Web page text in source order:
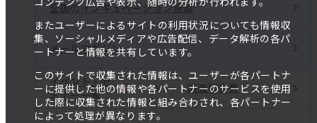
またユーザーによるサイトの利用状況についても情報収
集、ソーシャルメディアや広告配信、データ解析の各パ
ートナーと情報を共有しています。
このサイトで収集された情報は、ユーザーが各パートナ
ーに提供した他の情報や各パートナーのサービスを使用
した際に収集された情報と組み合わされ、各パートナー
によって処理が異なります。
全国のインキュベーション施設
メールマガジン
イベント・セ
ミナー一覧
調査報告書